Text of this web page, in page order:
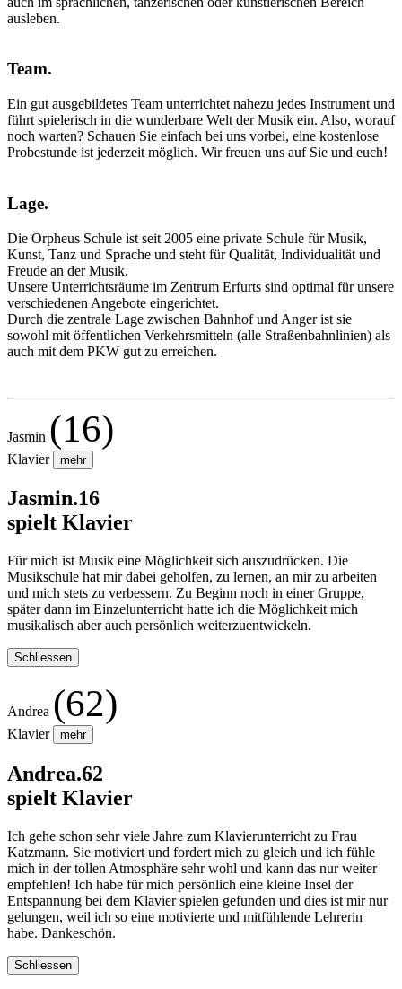
ausleben.
Team.
Ein gut ausgebildetes Team unterrichtet nahezu jedes Instrument und
führt spielerisch in die wunderbare Welt der Musik ein. Also, worauf
noch warten? Schauen Sie einfach bei uns vorbei, eine kostenlose
Probestunde ist jederzeit möglich. Wir freuen uns auf Sie und euch!
Lage.
Die Orpheus Schule ist seit 2005 eine private Schule für Musik,
Kunst, Tanz und Sprache und steht für Qualität, Individualität und
Freude an der Musik.
Unsere Unterrichtsräume im Zentrum Erfurts sind optimal für unsere
verschiedenen Angebote eingerichtet.
Durch die zentrale Lage zwischen Bahnhof und Anger ist sie
sowohl mit öffentlichen Verkehrsmitteln (alle Straßenbahnlinien) als
auch mit dem PKW gut zu erreichen.
Jasmin (16)
Klavier mehr
Jasmin.16
spielt Klavier
Für mich ist Musik eine Möglichkeit sich auszudrücken. Die
Musikschule hat mir dabei geholfen, zu lernen, an mir zu arbeiten
und mich stets zu verbessern. Zu Beginn noch in einer Gruppe,
später dann im Einzelunterricht hatte ich die Möglichkeit mich
musikalisch aber auch persönlich weiterzuentwickeln.
Schliessen
Andrea (62)
Klavier mehr
Andrea.62
spielt Klavier
Ich gehe schon sehr viele Jahre zum Klavierunterricht zu Frau
Katzmann. Sie motiviert und fordert mich zu gleich und ich fühle
mich in der tollen Atmosphäre sehr wohl und kann das nur weiter
empfehlen! Ich habe für mich persönlich eine kleine Insel der
Entspannung bei dem Klavier spielen gefunden und dies ist mir nur
gelungen, weil ich so eine motivierte und mitfühlende Lehrerin
habe. Dankeschön.
Schliessen